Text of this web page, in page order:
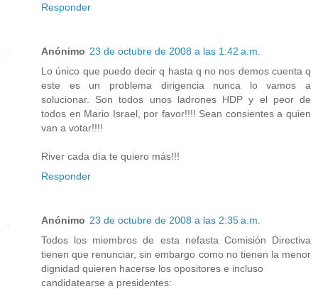
Responder
Anónimo 23 de octubre de 2008 a las 1:42 a.m.
Lo único que puedo decir q hasta q no nos demos cuenta q
este es un problema dirigencia nunca lo vamos a
solucionar. Son todos unos ladrones HDP y el peor de
todos en Mario Israel, por favor!!!! Sean consientes a quien
van a votar!!!!
River cada día te quiero más!!!
Responder
Anónimo 23 de octubre de 2008 a las 2:35 a.m.
Todos los miembros de esta nefasta Comisión Directiva
tienen que renunciar, sin embargo como no tienen la menor
dignidad quieren hacerse los opositores e incluso
candidatearse a presidentes: